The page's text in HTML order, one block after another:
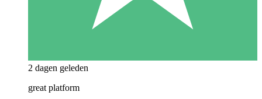
2 dagen geleden
great platform